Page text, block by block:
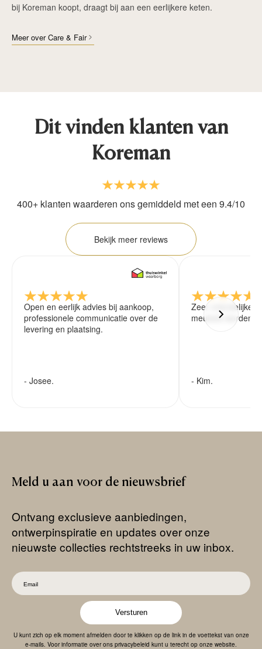
bij Koreman koopt, draagt bij aan een eerlijkere keten.
Meer over Care & Fair
Dit vinden klanten van
Koreman
400+ klanten waarderen ons gemiddeld met een 9.4/10
Bekijk meer reviews
Open en eerlijk advies bij aankoop,
professionele communicatie over de
levering en plaatsing.
- Josee.
Zeer vriendelijke
meubels worden
- Kim.
Meld u aan voor de nieuwsbrief
Ontvang exclusieve aanbiedingen,
ontwerpinspiratie en updates over onze
nieuwste collecties rechtstreeks in uw inbox.
Versturen
U kunt zich op elk moment afmelden door te klikken op de link in de voettekst van onze
e-mails. Voor informatie over ons privacybeleid kunt u terecht op onze website.